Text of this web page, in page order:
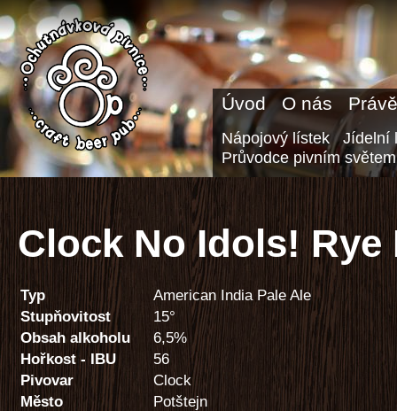
Úvod O nás
Nápojový lístek
Jídelní
Průvodce pivním světem
Clock No Idols! Rye
Typ
American India Pale Ale
Stupňovitost
15°
Obsah alkoholu
6,5%
Hořkost - IBU
56
Pivovar
Clock
Město
Potštejn